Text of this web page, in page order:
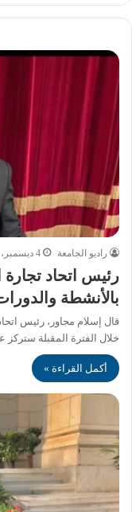
راديو الجامعة 4 ديسمبر، 2021
رئيس اتحاد تجارة
بالأنشطة
قال إسلام مجاور، رئيس
خلال الفترة المقبلة ستركز
أكمل القراءة »